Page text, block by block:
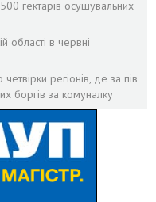
гектарів осушувальних
області в червні
регіонів, де за пів
боргів за комуналку